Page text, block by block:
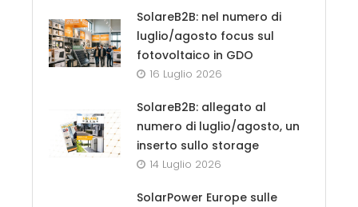
SolareB2B: nel numero di
luglio/agosto focus sul
fotovoltaico in GDO
16 Luglio 2026
SolareB2B: allegato al
numero di luglio/agosto, un
inserto sullo storage
14 Luglio 2026
SolarPower Europe sulle